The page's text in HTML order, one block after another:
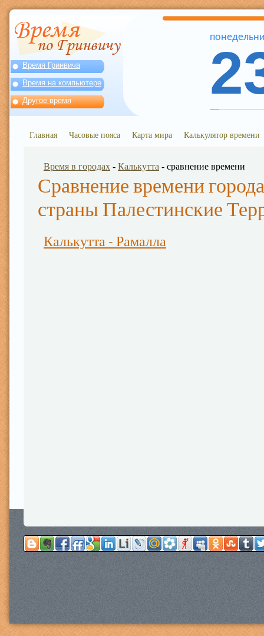
Время Гринвича
Время на компьютере
Другое время
Главная Часовые пояса Карта мира Калькулятор времени
Время в городах - Калькутта - сравнение времени
Сравнение времени
страны Палестинские
Калькутта - Рамалла